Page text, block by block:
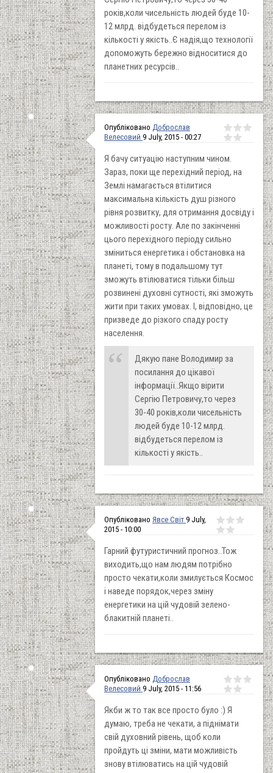
років,коли чисельність людей буде 10-
12 млрд. відбудеться перелом із
кількості у якість..Є надія,що технології
допоможуть бережно відноситися до
планетних ресурсів..
Опубліковано Доброслав
Велесовий 9 July, 2015 - 00:27
Я бачу ситуацію наступним чином.
Зараз, поки ще перехідний період, на
Землі намагається втілитися
максимальна кількість душ різного
рівня розвитку, для отримання досвіду і
можливості росту. Але по закінченні
цього перехідного періоду сильно
зміниться енергетика і обстановка на
планеті, тому в подальшому тут
зможуть втілюватися тільки більш
розвинені духовні сутності, які зможуть
жити при таких умовах. І, відповідно, це
призведе до різкого спаду росту
населення.
Дякую пане Володимир за
посилання до цікавої
інформації..Якщо вірити
Сергію Петровичу,то через
30-40 років,коли чисельність
людей буде 10-12 млрд.
відбудеться перелом із
кількості у якість..
Опубліковано Явсе Світ 9 July,
2015 - 10:00
Гарний футуристичний прогноз..Тож
виходить,що нам людям потрібно
просто чекати,коли змилується Космос
і наведе порядок,через зміну
енергетики на цій чудовій зелено-
блакитній планеті..
Опубліковано Доброслав
Велесовий 9 July, 2015 - 11:56
Якби ж то так все просто було :) Я
думаю, треба не чекати, а піднімати
свій духовний рівень, щоб коли
пройдуть ці зміни, мати можливість
знову втілюватись на цій чудовій